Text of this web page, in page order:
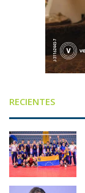
RECIENTES